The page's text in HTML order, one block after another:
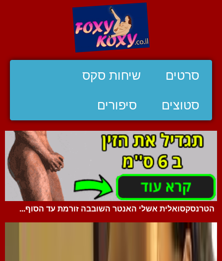
סרטים שיחות סקס
סטוצים סיפורים
הטרנסקסואלית אשלי האנטר השובבה זורמת עד הסוף...